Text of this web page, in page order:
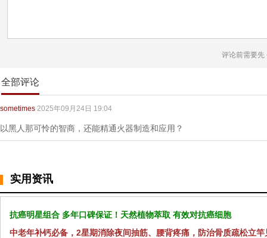
评论前需要先
全部评论
sometimes 2025年09月24日 19:04
以黑人那可怜的智商，还能精通火器制造和应用？
实用资讯
抗癌明星组合 多年口碑保证！天然植物萃取 有效对抗癌细胞
中老年补钙必备，2星期消除夜间抽筋、腰背疼痛，防治骨质疏松立竿